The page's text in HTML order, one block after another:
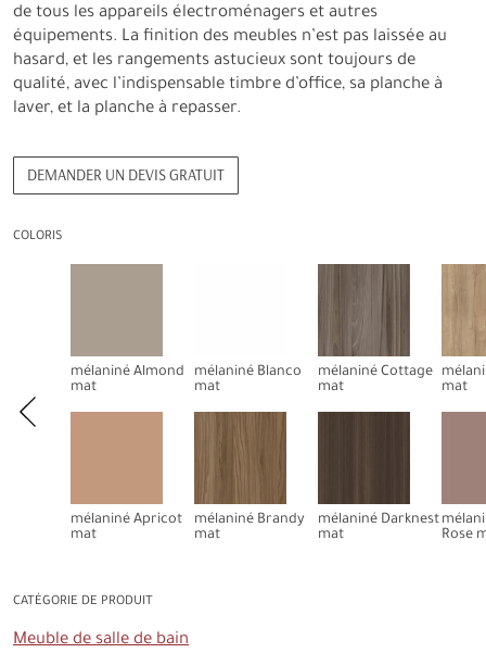
de tous les appareils électroménagers et autres
équipements. La finition des meubles n’est pas laissée au
hasard, et les rangements astucieux sont toujours de
qualité, avec l’indispensable timbre d’office, sa planche à
laver, et la planche à repasser.
DEMANDER UN DEVIS GRATUIT
COLORIS
mélaniné Almond
mat
mélaniné Apricot
mat
mélaniné Blanco
mat
mélaniné Brandy
mat
mélaniné Cottage
mat
mélaniné Darknest
mat
mat
Rose
CATÉGORIE DE PRODUIT
Meuble de salle de bain